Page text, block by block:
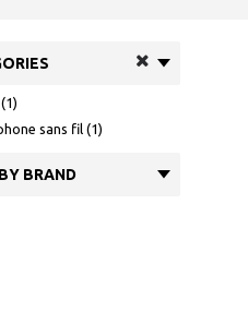
sans fil (1)
BRAND